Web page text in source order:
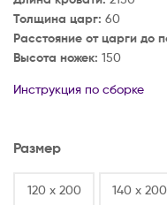
Толщина царг: 60
Расстояние от царги до
Высота ножек: 150
Инструкция по сборке
Размер
120 х 200 140 х 200